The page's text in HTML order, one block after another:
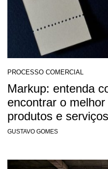
PROCESSO COMERCIAL
Markup: entenda
encontrar o
produtos e serviços
GUSTAVO GOMES